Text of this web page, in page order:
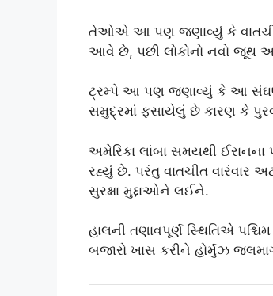
તેઓએ આ પણ જણાવ્યું કે
આવે છે, પછી લોકોનો નવો જૂથ
ટ્રમ્પે આ પણ જણાવ્યું કે આ
સમુદ્રમાં ફસાયેલું છે કારણ કે
અમેરિકા લાંબા સમયથી ઈરાનના
રહ્યું છે. પરંતુ વાતચીત વારંવાર
સુરક્ષા મુદ્દાઓને લઈને.
હાલની તણાવપૂર્ણ સ્થિતિએ
બજારો ખાસ કરીને હોર્મુઝ